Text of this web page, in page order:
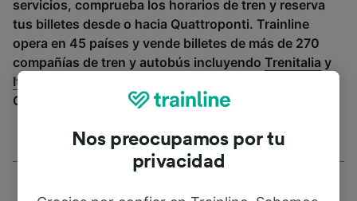
servicios, comprueba los horarios de tren y reserva
tus billetes desde o hacia Quattroponti. Trainline
opera en 45 países y vende billetes de más de 270
compañías de tren y autobús incluyendo Trenitalia y
Italo
Quattroponti con Trainline.
Nos preocupamos por tu
privacidad